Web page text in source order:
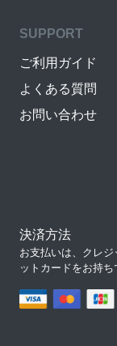
SUPPORT
ご利用ガイド
よくある質問
お問い合わせ
決済方法
お支払いは、クレ
ットカードをお持ち